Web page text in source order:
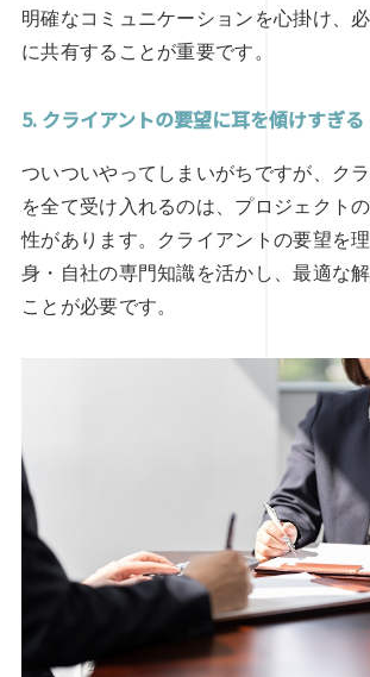
明確なコミュニケーションを心掛け、
に共有することが重要です。
5. クライアントの要望に耳を傾けすぎる
ついついやってしまいがちですが、ク
を全て受け入れるのは、プロジェクト
性があります。クライアントの要望を
身・自社の専門知識を活かし、最適な
ことが必要です。